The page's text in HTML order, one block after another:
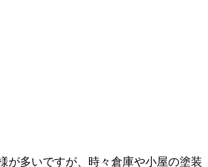
が多いですが、時々倉庫や小屋の塗装